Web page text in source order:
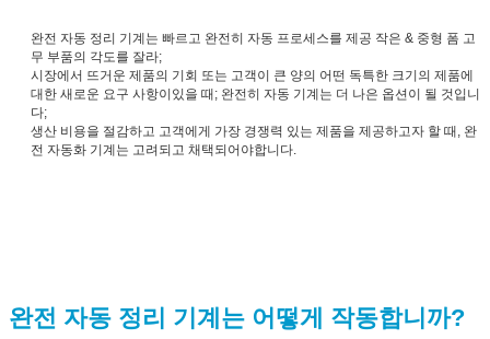
완전 자동 정리 기계는 빠르고 완전히 자동 프로세스를 제공 작은 & 중형 폼 고
무 부품의 각도를 잘라;
시장에서 뜨거운 제품의 기회 또는 고객이 큰 양의 어떤 독특한 크기의 제품에
대한 새로운 요구 사항이있을 때; 완전히 자동 기계는 더 나은 옵션이 될 것입니
다;
생산 비용을 절감하고 고객에게 가장 경쟁력 있는 제품을 제공하고자 할 때, 완
전 자동화 기계는 고려되고 채택되어야합니다.
완전 자동 정리 기계는 어떻게 작동합니까?